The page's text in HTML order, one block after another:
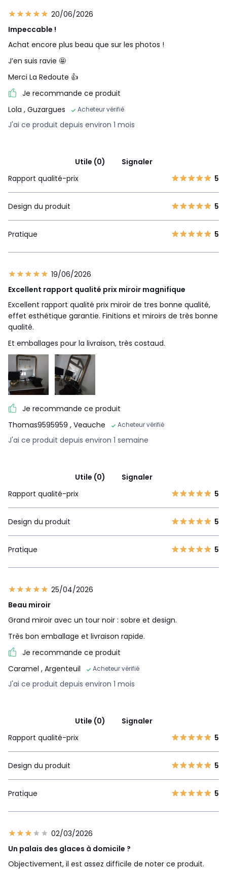
20/06/2026
Impeccable !
Achat encore plus beau que sur les photos !
J’en suis ravie 🤩
Merci La Redoute 👍
Je recommande ce produit
Lola , Guzargues Acheteur vérifié
J'ai ce produit depuis environ 1 mois
Utile (0)
Signaler
Rapport qualité-prix
5
Design du produit 5
Pratique 5
19/06/2026
Excellent rapport qualité prix miroir magnifique
Excellent rapport qualité prix miroir de tres bonne qualité,
effet esthétique garantie. Finitions et miroirs de très bonne
qualité.
Et emballages pour la livraison, très costaud.
Je recommande ce produit
Thomas9595959 , Veauche Acheteur vérifié
J'ai ce produit depuis environ 1 semaine
Utile (0)
Signaler
Rapport qualité-prix
5
Design du produit 5
Pratique 5
25/04/2026
Beau miroir
Grand miroir avec un tour noir : sobre et design.
Très bon emballage et livraison rapide.
Je recommande ce produit
Caramel , Argenteuil Acheteur vérifié
J'ai ce produit depuis environ 1 mois
Utile (0)
Signaler
Rapport qualité-prix
5
Design du produit 5
Pratique 5
02/03/2026
Un palais des glaces à domicile ?
Objectivement, il est assez difficile de noter ce produit.